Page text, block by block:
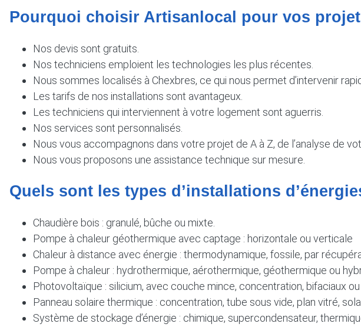
Pourquoi choisir Artisanlocal pour vos
Nos devis sont gratuits.
Nos techniciens emploient les technologies les plus récentes.
Nous sommes localisés à Chexbres, ce qui nous permet d’intervenir
Les tarifs de nos installations sont avantageux.
Les techniciens qui interviennent à votre logement sont aguerris.
Nos services sont personnalisés.
Nous vous accompagnons dans votre projet de A à Z, de l’analyse de
Nous vous proposons une assistance technique sur mesure.
Quels sont les types d’installations
Chaudière bois : granulé, bûche ou mixte.
Pompe à chaleur géothermique avec captage : horizontale ou verticale
Chaleur à distance avec énergie : thermodynamique, fossile, par
Pompe à chaleur : hydrothermique, aérothermique, géothermique ou
Photovoltaïque : silicium, avec couche mince, concentration, bifaciaux
Panneau solaire thermique : concentration, tube sous vide, plan vitré,
Système de stockage d’énergie : chimique, supercondensateur,